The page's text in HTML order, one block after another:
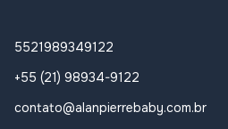
5521989349122
+55 (21) 98934-9122
contato@alanpierrebaby.com.br